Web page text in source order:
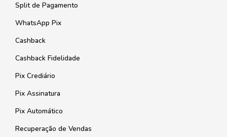
Split de Pagamento
WhatsApp Pix
Cashback
Cashback Fidelidade
Pix Crediário
Pix Assinatura
Pix Automático
Recuperação de Vendas